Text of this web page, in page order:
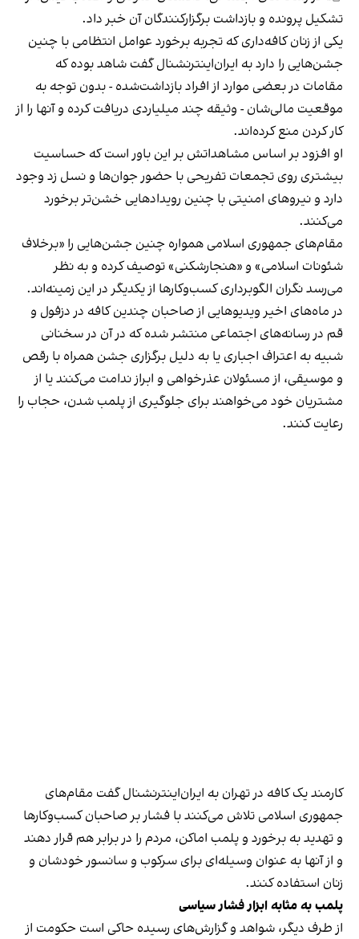
تشکیل پرونده و بازداشت برگزارکنندگان آن خبر داد.
یکی از زنان کافه‌داری که تجربه برخورد عوامل انتظامی با چنین
جشن‌هایی را دارد به ایران‌اینترنشنال گفت شاهد بوده که
مقامات در بعضی موارد از افراد بازداشت‌‌شده - بدون توجه به
موقعیت مالی‌شان - وثیقه چند میلیاردی دریافت کرده و آنها را از
کار کردن منع کرده‌اند.
او افزود بر اساس مشاهداتش بر این باور است که حساسیت
بیشتری روی تجمعات تفریحی با حضور جوان‌ها و نسل زد وجود
دارد و نیروهای امنیتی با چنین رویدادهایی خشن‌تر برخورد
می‌کنند.
مقام‌های جمهوری اسلامی همواره چنین جشن‌هایی را «برخلاف
شئونات اسلامی» و «هنجارشکنی» توصیف کرده و به نظر
می‌رسد نگران الگوبرداری کسب‌وکارها از یکدیگر در این زمینه‌اند.
در ماه‌های اخیر ویدیوهایی از صاحبان چندین کافه در دزفول و
قم در رسانه‌های اجتماعی منتشر شده که در آن در سخنانی
شبیه به اعتراف اجباری یا به دلیل برگزاری جشن همراه با رقص
و موسیقی، از مسئولان عذرخواهی و ابراز ندامت می‌کنند یا از
مشتریان خود می‌خواهند برای جلوگیری از پلمب شدن، حجاب را
رعایت کنند.
کارمند یک کافه در تهران به ایران‌اینترنشنال گفت مقام‌های
جمهوری اسلامی تلاش می‌کنند با فشار بر صاحبان کسب‌وکارها
و تهدید به برخورد و پلمب اماکن، مردم را در برابر هم قرار دهند
و از آنها به عنوان وسیله‌ای برای سرکوب و سانسور خودشان و
زنان استفاده کنند.
پلمب به مثابه ابزار فشار سیاسی
از طرف دیگر، شواهد و گزارش‌های رسیده حاکی است حکومت از